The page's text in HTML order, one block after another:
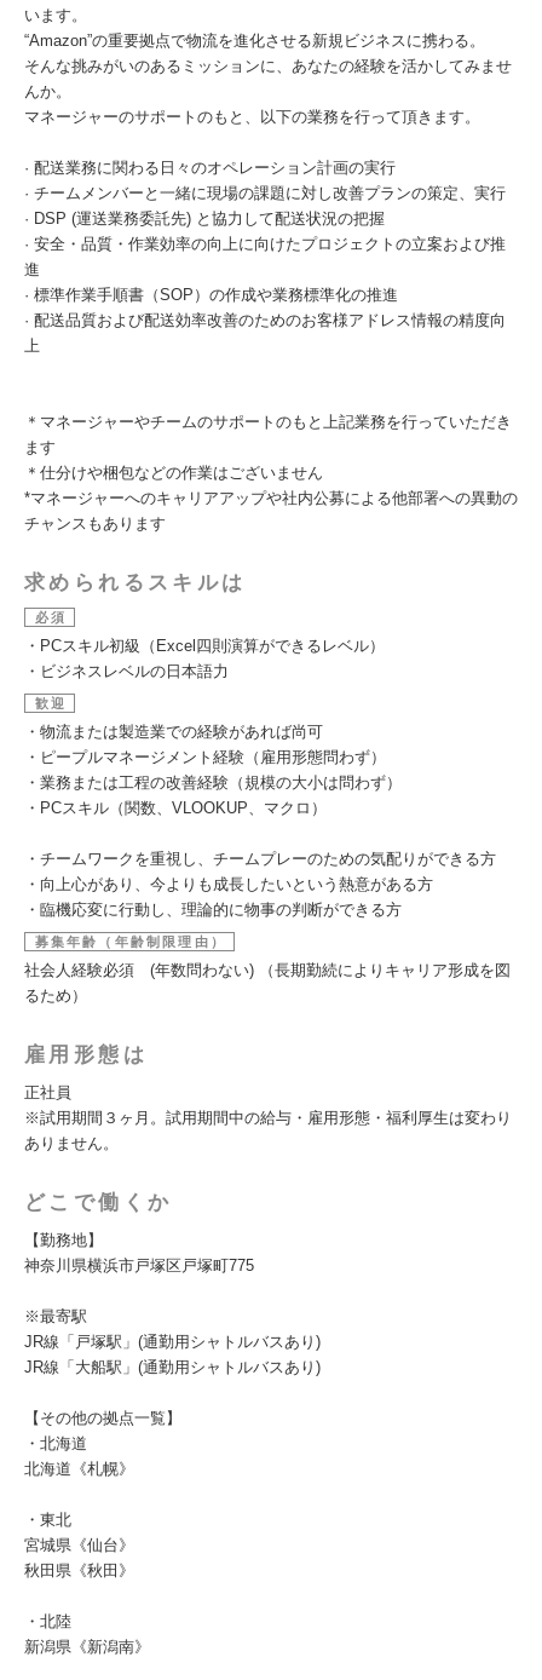
います。
“Amazon”の重要拠点で物流を進化させる新規ビジネスに携わる。
そんな挑みがいのあるミッションに、あなたの経験を活かしてみませ
んか。
マネージャーのサポートのもと、以下の業務を行って頂きます。
· 配送業務に関わる日々のオペレーション計画の実行
· チームメンバーと一緒に現場の課題に対し改善プランの策定、実行
· DSP (運送業務委託先) と協力して配送状況の把握
· 安全・品質・作業効率の向上に向けたプロジェクトの立案および推
進
· 標準作業手順書（SOP）の作成や業務標準化の推進
· 配送品質および配送効率改善のためのお客様アドレス情報の精度向
上
＊マネージャーやチームのサポートのもと上記業務を行っていただき
ます
＊仕分けや梱包などの作業はございません
*マネージャーへのキャリアアップや社内公募による他部署への異動の
チャンスもあります
求められるスキルは
必須
・PCスキル初級（Excel四則演算ができるレベル）
・ビジネスレベルの日本語力
歓迎
・物流または製造業での経験があれば尚可
・ピープルマネージメント経験（雇用形態問わず）
・業務または工程の改善経験（規模の大小は問わず）
・PCスキル（関数、VLOOKUP、マクロ）
・チームワークを重視し、チームプレーのための気配りができる方
・向上心があり、今よりも成長したいという熱意がある方
・臨機応変に行動し、理論的に物事の判断ができる方
募集年齢（年齢制限理由）
社会人経験必須 (年数問わない) （長期勤続によりキャリア形成を図
るため）
雇用形態は
正社員
※試用期間３ヶ月。試用期間中の給与・雇用形態・福利厚生は変わり
ありません。
どこで働くか
【勤務地】
神奈川県横浜市戸塚区戸塚町775
※最寄駅
JR線「戸塚駅」(通勤用シャトルバスあり)
JR線「大船駅」(通勤用シャトルバスあり)
【その他の拠点一覧】
・北海道
北海道《札幌》
・東北
宮城県《仙台》
秋田県《秋田》
・北陸
新潟県《新潟南》